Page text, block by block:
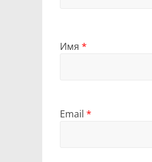
Имя *
Email *